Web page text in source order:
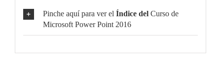
Pinche aquí para ver el Índice delCurso de
Microsoft Power Point 2016